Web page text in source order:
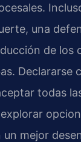
una
de los
Declararse
todas
mejor